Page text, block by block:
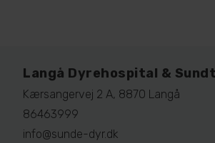
Langå Dyrehospital &
Kærsangervej 2 A, 8870 Langå
86463999
info@sunde-dyr.dk